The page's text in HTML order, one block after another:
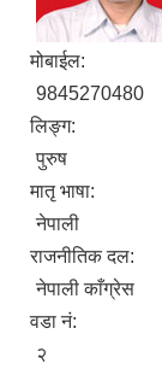
मोबाईल:
9845270480
लिङ्ग:
पुरुष
मातृ भाषा:
नेपाली
राजनीतिक दल:
नेपाली काँग्रेस
वडा नं:
२